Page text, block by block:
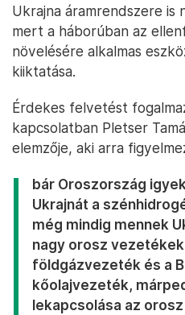
Ukrajna áramrendszere is
mert a háborúban az
növelésére alkalmas
kiiktatása.
Érdekes felvetést
kapcsolatban Pletser
elemzője, aki arra
bár Oroszország
Ukrajnát a
még mindig mennek
nagy orosz
földgázvezeték és a
kőolajvezeték,
lekapcsolása az